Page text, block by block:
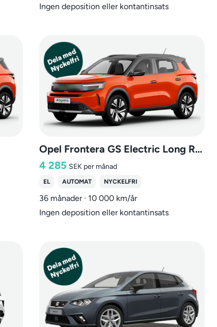
Ingen deposition eller kontantinsats
Opel Frontera GS Electric Long Range
4 285 SEK per månad
EL AUTOMAT NYCKELFRI
36 månader · 10 000 km/år
Ingen deposition eller kontantinsats